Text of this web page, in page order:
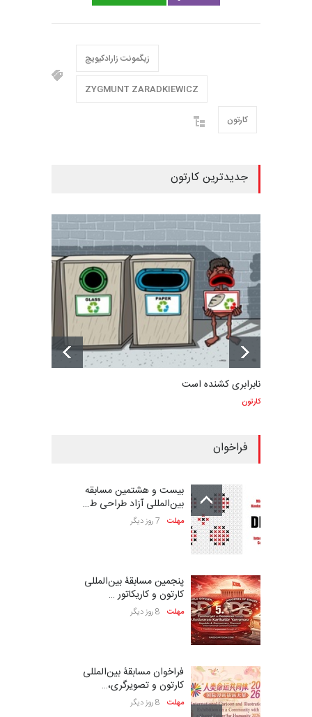
زیگمونت زارادکیویچ
ZYGMUNT ZARADKIEWICZ
کارتون
جدیدترین کارتون
نابرابری کشنده است
کارتون
فراخوان
بیست و هشتمین مسابقه
بین‌المللی آزاد طراحی ط…
مهلت 7 روز دیگر
پنجمین مسابقۀ بین‌المللی
کارتون و کاریکاتور …
مهلت 8 روز دیگر
فراخوان مسابقۀ بین‌المللی
کارتون و تصویرگری،…
مهلت 8 روز دیگر